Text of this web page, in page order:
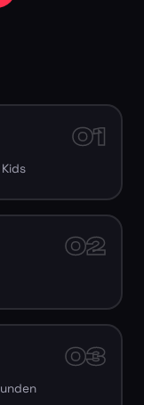
01
02
03